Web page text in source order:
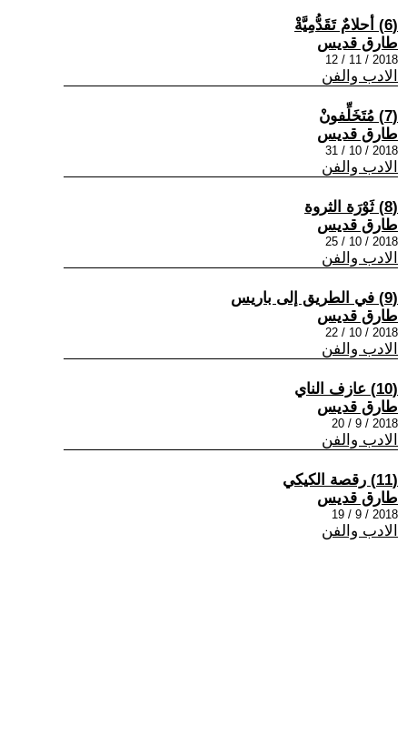
(6) أحلامٌ تَقَدُّمِيَّةْ
طارق قديس
2018 / 11 / 12
الادب والفن
(7) مُتَخَلِّفونْ
طارق قديس
2018 / 10 / 31
الادب والفن
(8) ثَوْرَة الثروة
طارق قديس
2018 / 10 / 25
الادب والفن
(9) في الطريق إلى باريس
طارق قديس
2018 / 10 / 22
الادب والفن
(10) عازف الناي
طارق قديس
2018 / 9 / 20
الادب والفن
(11) رقصة الكيكي
طارق قديس
2018 / 9 / 19
الادب والفن